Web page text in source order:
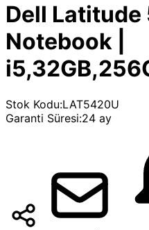
Dell
Notebook |
Stok Kodu:LAT5420U
Garanti Süresi:24 ay